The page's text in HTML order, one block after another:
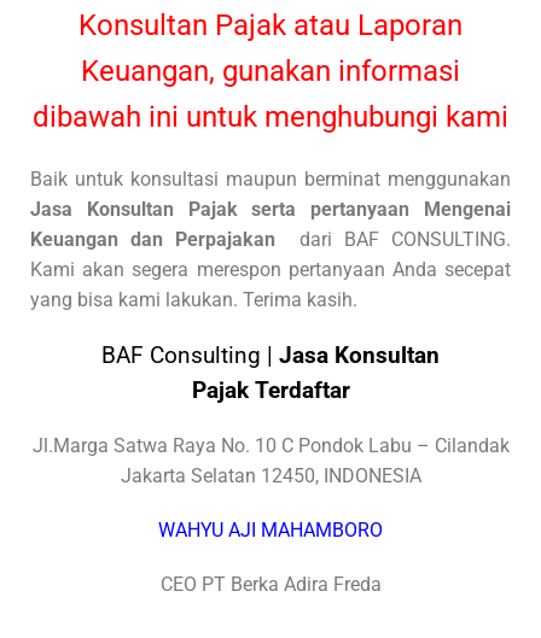
Konsultan Pajak atau Laporan
Keuangan, gunakan informasi
dibawah ini untuk menghubungi kami
Baik untuk konsultasi maupun berminat menggunakan
Jasa Konsultan Pajak serta pertanyaan Mengenai
Keuangan dan Perpajakan
dari BAF CONSULTING.
Kami akan segera merespon pertanyaan Anda secepat
yang bisa kami lakukan. Terima kasih.
BAF Consulting | Jasa Konsultan
Pajak Terdaftar
Jl.Marga Satwa Raya No. 10 C Pondok Labu – Cilandak
Jakarta Selatan 12450, INDONESIA
WAHYU AJI MAHAMBORO
CEO PT Berka Adira Freda